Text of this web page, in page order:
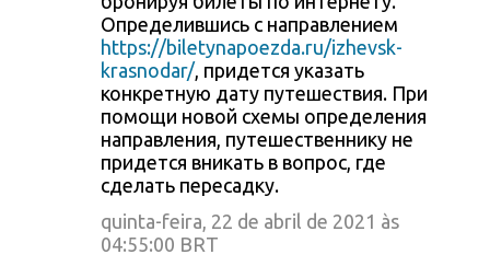
Определившись с направлением
https://biletynapoezda.ru/izhevsk-
krasnodar/, придется указать
конкретную дату путешествия. При
помощи новой схемы определения
направления, путешественнику не
придется вникать в вопрос, где
сделать пересадку.
quinta-feira, 22 de abril de 2021 às
04:55:00 BRT